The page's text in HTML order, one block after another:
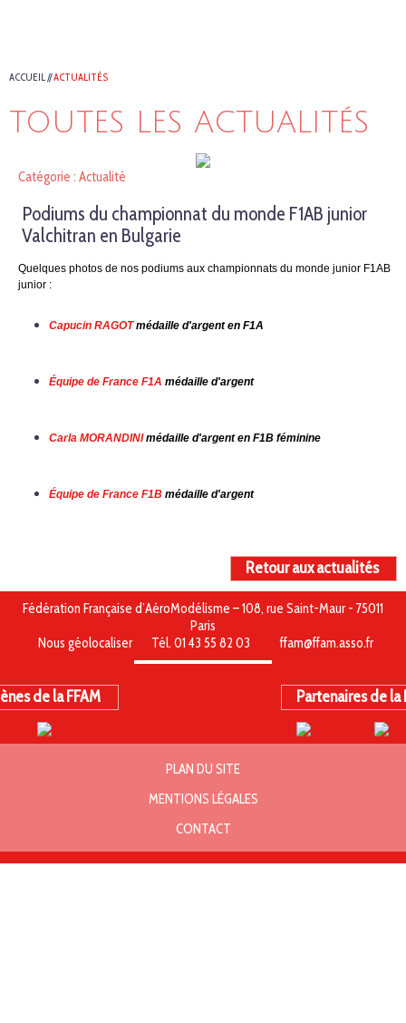
ACCUEIL//ACTUALITÉS
TOUTES LES ACTUALITÉS
Catégorie : Actualité
Podiums du championnat du monde F1AB junior
Valchitran en Bulgarie
Quelques photos de nos podiums aux championnats du monde junior F1AB
junior :
Capucin RAGOTmédaille d'argent en F1A
Équipe de France F1A médaille d'argent
Carla MORANDINImédaille d'argent en F1B féminine
Équipe de France F1B médaille d'argent
Retour aux actualités
Fédération Française d’AéroModélisme – 108, rue Saint-Maur - 75011
Paris
Nous géolocaliser
Tél. 01 43 55 82 03 ffam@ffam.asso.fr
de la FFAM Partenaires de la
PLAN DU SITE
MENTIONS LÉGALES
CONTACT